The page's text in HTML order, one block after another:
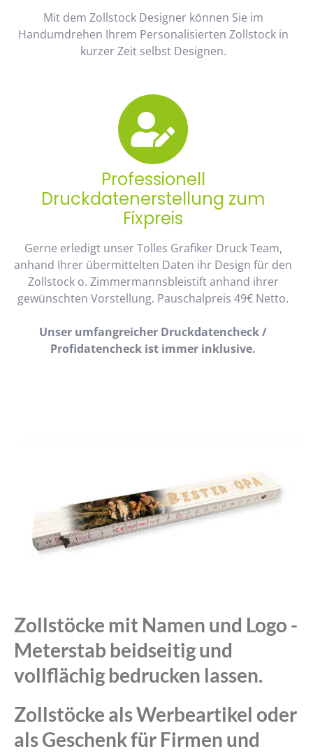
Mit dem Zollstock Designer können Sie im
Handumdrehen Ihrem Personalisierten Zollstock in
kurzer Zeit selbst Designen.
Professionell
Druckdatenerstellung zum
Fixpreis
Gerne erledigt unser Tolles Grafiker Druck Team,
anhand Ihrer übermittelten Daten ihr Design für den
Zollstock o. Zimmermannsbleistift anhand ihrer
gewünschten Vorstellung. Pauschalpreis 49€ Netto.
Unser umfangreicher Druckdatencheck /
Profidatencheck ist immer inklusive.
Zollstöcke mit Namen und Logo -
Meterstab beidseitig und
vollflächig bedrucken lassen.
Zollstöcke als Werbeartikel oder
als Geschenk für Firmen und